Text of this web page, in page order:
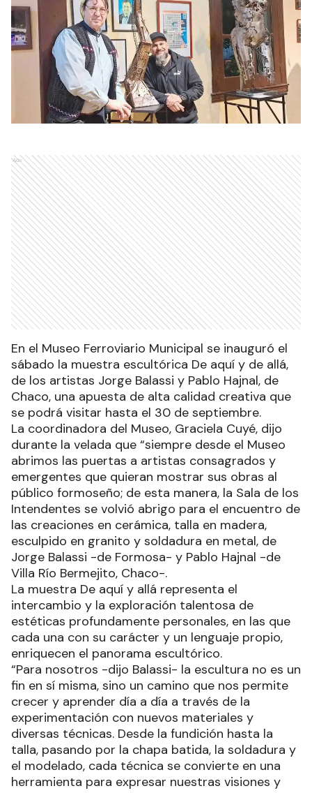
Ads
En el Museo Ferroviario Municipal se inauguró el
sábado la muestra escultórica De aquí y de allá,
de los artistas Jorge Balassi y Pablo Hajnal, de
Chaco, una apuesta de alta calidad creativa que
se podrá visitar hasta el 30 de septiembre.
La coordinadora del Museo, Graciela Cuyé, dijo
durante la velada que “siempre desde el Museo
abrimos las puertas a artistas consagrados y
emergentes que quieran mostrar sus obras al
público formoseño; de esta manera, la Sala de los
Intendentes se volvió abrigo para el encuentro de
las creaciones en cerámica, talla en madera,
esculpido en granito y soldadura en metal, de
Jorge Balassi -de Formosa- y Pablo Hajnal -de
Villa Río Bermejito, Chaco-.
La muestra De aquí y allá representa el
intercambio y la exploración talentosa de
estéticas profundamente personales, en las que
cada una con su carácter y un lenguaje propio,
enriquecen el panorama escultórico.
“Para nosotros -dijo Balassi- la escultura no es un
fin en sí misma, sino un camino que nos permite
crecer y aprender día a día a través de la
experimentación con nuevos materiales y
diversas técnicas. Desde la fundición hasta la
talla, pasando por la chapa batida, la soldadura y
el modelado, cada técnica se convierte en una
herramienta para expresar nuestras visiones y